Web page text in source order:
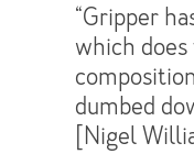
“Gripper
which
dumbed
[Nigel